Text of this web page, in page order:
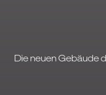
Die neuen Gebäude